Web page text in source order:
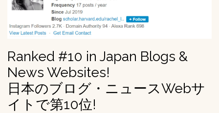
Ranked #10 in Japan Blogs &
News Websites!
日本のブログ・ニュースWebサ
イトで第10位!